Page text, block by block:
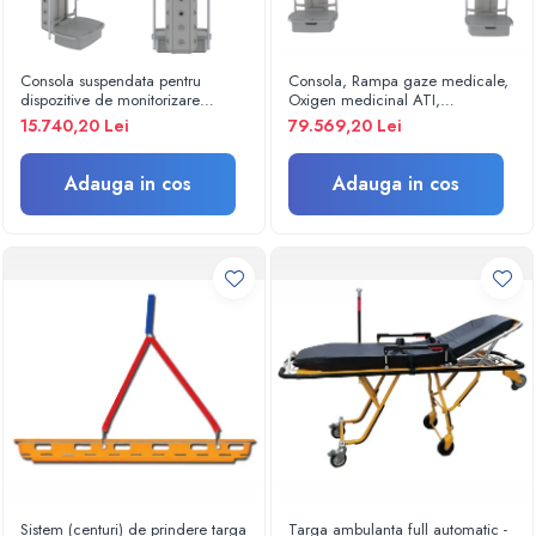
Colposcoape
Stetoscoape
Tensiometre
Oftalmoscoape
Otoscoape
Ingrijirea sanatatii
Ingrijire personala
Perne si paturi electrice
Consola suspendata pentru
dispozitive de monitorizare
pacient Model 2, Rotatie 340
grade
15.740,20 Lei
Adauga in cos
Consola, Rampa gaze medicale,
Oxigen medicinal ATI,
suspendata, cu 3 suporti pentru
monitoare.
79.569,20 Lei
Adauga in cos
Sistem (centuri) de prindere targa Targa ambulanta full automatic -